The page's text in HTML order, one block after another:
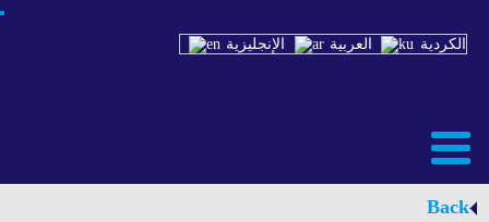
الإنجليزية العربية الكردية
Back